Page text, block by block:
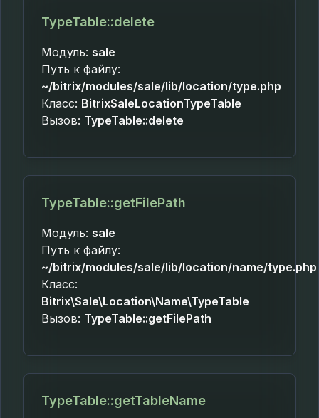
TypeTable::delete
Модуль: sale
Путь к файлу:
~/bitrix/modules/sale/lib/location/type.php
Класс: BitrixSaleLocationTypeTable
Вызов: TypeTable::delete
TypeTable::getFilePath
Модуль: sale
Путь к файлу:
~/bitrix/modules/sale/lib/location/name/type.php
Класс:
Bitrix\Sale\Location\Name\TypeTable
Вызов: TypeTable::getFilePath
TypeTable::getTableName